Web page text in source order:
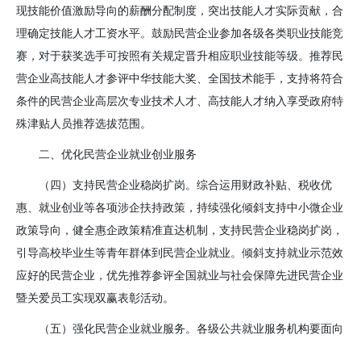
现技能价值激励导向的薪酬分配制度，突出技能人才实际贡献，合
理确定技能人才工资水平。鼓励民营企业参加各级各类职业技能竞
赛，对于获奖选手可按照有关规定晋升相应职业技能等级。推荐民
营企业高技能人才参评中华技能大奖、全国技术能手，支持将符合
条件的民营企业高层次专业技术人才、高技能人才纳入享受政府特
殊津贴人员推荐选拔范围。
二、优化民营企业就业创业服务
（四）支持民营企业稳岗扩岗。 综合运用财政补贴、税收优
惠、就业创业等各项涉企扶持政策，持续强化倾斜支持中小微企业
政策导向，健全惠企政策精准直达机制，支持民营企业稳岗扩岗，
引导高校毕业生等青年群体到民营企业就业。倾斜支持就业示范效
应好的民营企业，优先推荐参评全国就业与社会保障先进民营企业
暨关爱员工实现双赢表彰活动。
（五）强化民营企业就业服务。 各级公共就业服务机构要面向